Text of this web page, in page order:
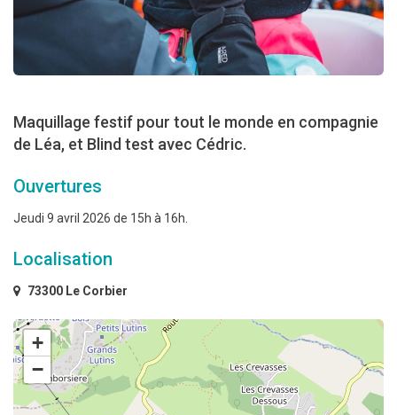
Maquillage festif pour tout le monde en compagnie
de Léa, et Blind test avec Cédric.
Ouvertures
Jeudi 9 avril 2026 de 15h à 16h.
Localisation
73300 Le Corbier
+
−